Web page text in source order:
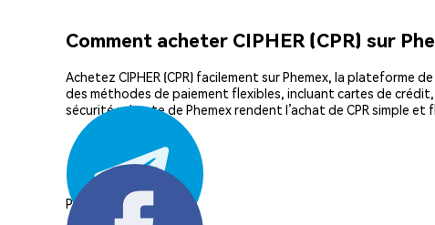
Comment acheter CIPHER (CPR) sur
Achetez CIPHER (CPR) facilement sur Phemex, la
des méthodes de paiement flexibles, incluant cartes de
sécurité robuste de Phemex rendent l’achat de CPR simple
Partager: